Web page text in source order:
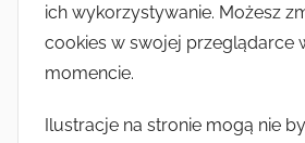
ich wykorzystywanie. Możesz
cookies w swojej przeglądarce
momencie.
Ilustracje na stronie mogą nie